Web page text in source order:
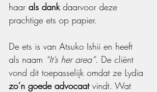
haar als dank daarvoor deze
prachtige ets op papier.
De ets is van Atsuko Ishii en heeft
als naam “It’s her area”. De cliënt
vond dit toepasselijk omdat ze Lydia
zo’n goede advocaat vindt. Wat